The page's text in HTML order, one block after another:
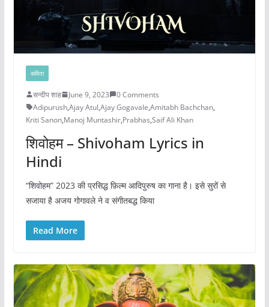
कविता
सन्दीप शाह June 9, 2023
0 Comments
Adipurush,Ajay Atul,Ajay Gogavale,Amitabh Bachchan,
Kriti Sanon,Manoj Muntashir,Prabhas,Saif Ali Khan
शिवोहम – Shivoham Lyrics in
Hindi
“शिवोहम” 2023 की प्रसिद्ध फ़िल्म आदिपुरुष का गाना है। इसे सुरों से
सजाया है अजय गोगावले ने व संगीतबद्ध किया
Read More